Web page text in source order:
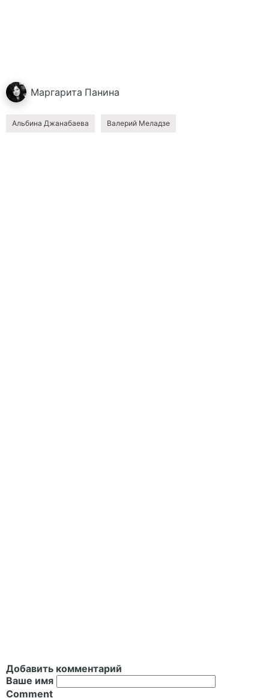
Маргарита Панина
Альбина Джанабаева Валерий Меладзе
Добавить комментарий
Ваше имя
Comment